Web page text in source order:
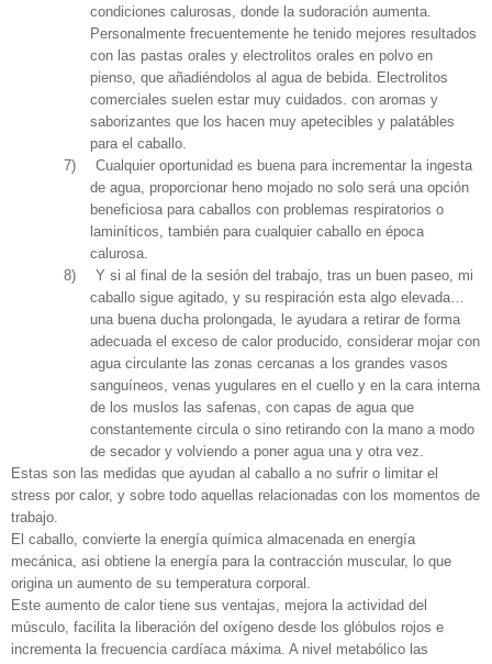
condiciones calurosas, donde la sudoración aumenta.
Personalmente frecuentemente he tenido mejores resultados
con las pastas orales y electrolitos orales en polvo en
pienso, que añadiéndolos al agua de bebida. Electrolitos
comerciales suelen estar muy cuidados. con aromas y
saborizantes que los hacen muy apetecibles y palatábles
para el caballo.
7)
Cualquier oportunidad es buena para incrementar la ingesta
de agua, proporcionar heno mojado no solo será una opción
beneficiosa para caballos con problemas respiratorios o
laminíticos, también para cualquier caballo en época
calurosa.
8)
Y si al final de la sesión del trabajo, tras un buen paseo, mi
caballo sigue agitado, y su respiración esta algo elevada…
una buena ducha prolongada, le ayudara a retirar de forma
adecuada el exceso de calor producido, considerar mojar con
agua circulante las zonas cercanas a los grandes vasos
sanguíneos, venas yugulares en el cuello y en la cara interna
de los muslos las safenas, con capas de agua que
constantemente circula o sino retirando con la mano a modo
de secador y volviendo a poner agua una y otra vez.
Estas son las medidas que ayudan al caballo a no sufrir o limitar el
stress por calor, y sobre todo aquellas relacionadas con los momentos de
trabajo.
El caballo, convierte la energía química almacenada en energía
mecánica, asi obtiene la energía para la contracción muscular, lo que
origina un aumento de su temperatura corporal.
Este aumento de calor tiene sus ventajas, mejora la actividad del
músculo, facilita la liberación del oxígeno desde los glóbulos rojos e
incrementa la frecuencia cardíaca máxima. A nivel metabólico las